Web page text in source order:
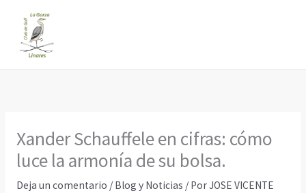
contenido
Xander Schauffele en cifras: cómo
luce la armonía de su bolsa.
Deja un comentario / Blog y Noticias / PorJOSE VICENTE